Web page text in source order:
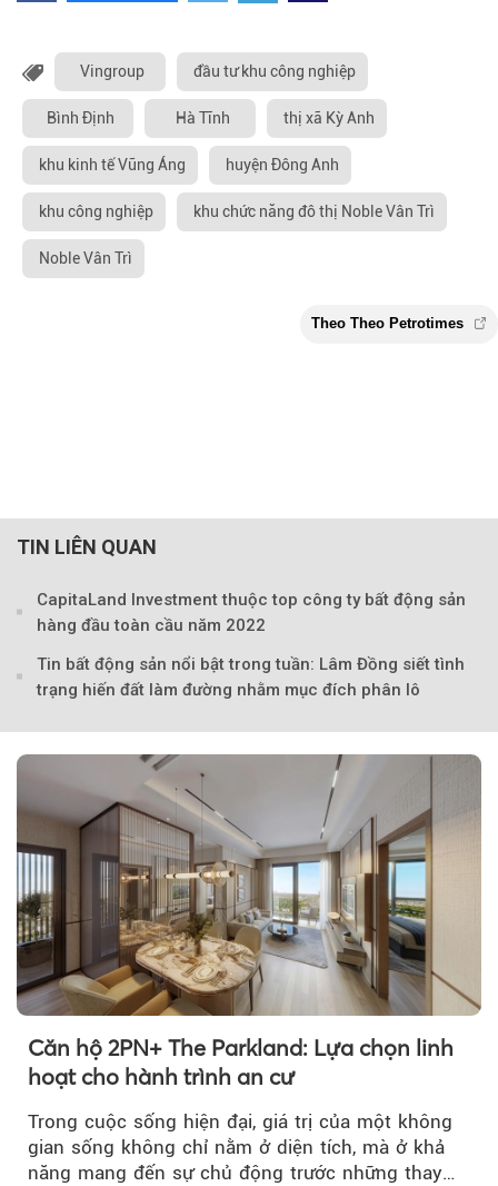
Vingroup đầu tư khu công nghiệp
Bình Định Hà Tĩnh thị xã Kỳ Anh
khu kinh tế Vũng Áng huyện Đông Anh
khu công nghiệp khu chức năng đô thị Noble Vân Trì
Noble Vân Trì
Theo Theo
TIN LIÊN QUAN
CapitaLand Investment thuộc top công ty bất động sản
hàng đầu toàn cầu năm 2022
Tin bất động sản nổi bật trong tuần: Lâm Đồng siết tình
trạng hiến đất làm đường nhằm mục đích phân lô
Căn hộ 2PN+ The Parkland: Lựa chọn linh
hoạt cho hành trình an cư
Trong cuộc sống hiện đại, giá trị của một không
gian sống không chỉ nằm ở diện tích, mà ở khả
năng mang đến sự chủ động trước những thay